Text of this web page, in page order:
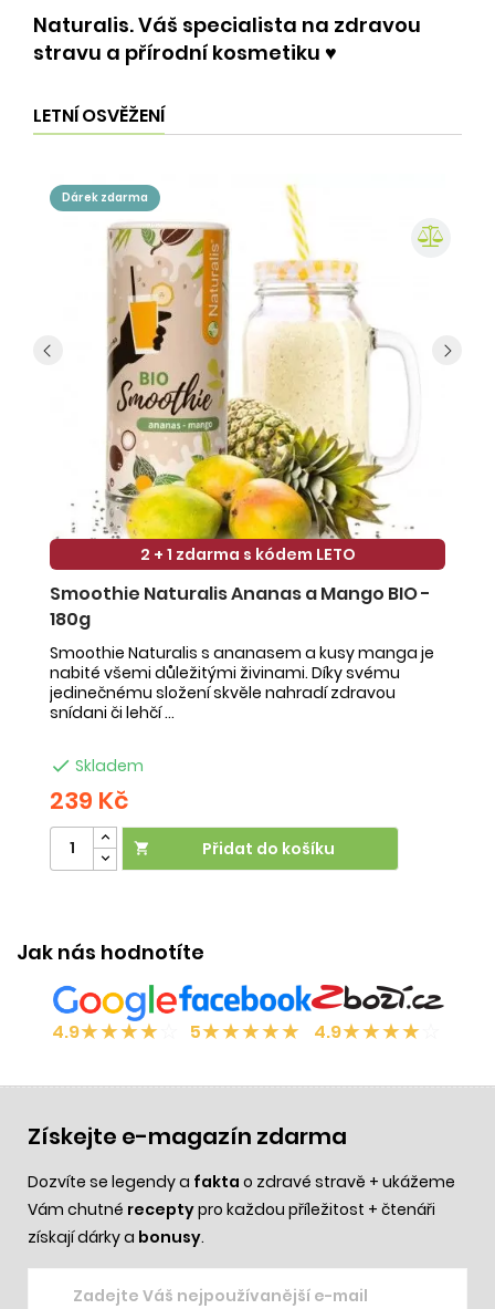
Naturalis. Váš specialista na zdravou
stravu a přírodní kosmetiku ♥️
LETNÍ OSVĚŽENÍ
dárek zdarma
2 + 1 zdarma s kódem LETO
Smoothie Naturalis Ananas a Mango BIO -
180g
Smoothie Naturalis s ananasem a kusy manga je
nabité všemi důležitými živinami. Díky svému
jedinečnému složení skvěle nahradí zdravou
snídani či lehčí ...
 Skladem
239 Kč
 Přidat do košíku
Jak nás hodnotíte
4.9★★★★ 5★★★★★ 4.9★★★★
Získejte e-magazín zdarma
Dozvíte se legendy a fakta o zdravé stravě + ukážeme
Vám chutné receptypro každou příležitost + čtenáři
získají dárky a bonusy.